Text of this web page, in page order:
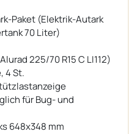
Paket (Elektrik-Autark
70 Liter)
225/70 R15 C LI112)
4 St.
für Bug- und
648x348 mm